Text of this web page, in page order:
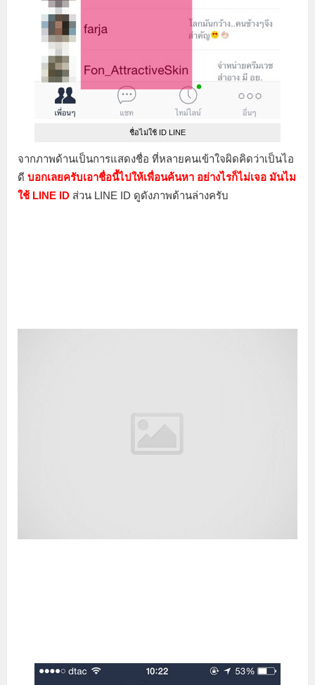
ชื่อไม่ใช้ ID LINE
จากภาพด้านเป็นการแสดงชื่อ ที่หลายคนเข้าใจผิดคิดว่าเป็นไอ
ดี บอกเลยครับเอาชื่อนี้ไปให้เพื่อนค้นหา อย่างไรก็ไม่เจอ มันไม
ใช้ LINE ID ส่วน LINE ID ดูดังภาพด้านล่างครับ